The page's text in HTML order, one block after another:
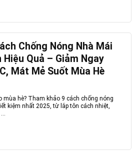
Chống Nóng Nhà Mái
Hiệu Quả – Giảm Ngay
Mát Mẻ Suốt Mùa Hè
mùa hè? Tham khảo 9 cách chống nóng
kiệm nhất 2025, từ lắp tôn cách nhiệt,